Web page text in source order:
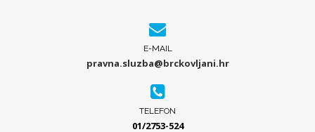
E-MAIL
pravna.sluzba@brckovljani.hr
TELEFON
01/2753-524